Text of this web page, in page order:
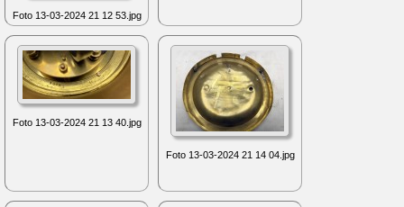
Foto 13-03-2024 21 12 53.jpg
Foto 13-03-2024 21 13 40.jpg
Foto 13-03-2024 21 14 04.jpg